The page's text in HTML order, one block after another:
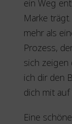
ein Weg
Marke
mehr als
Prozess,
sich zeigen
ich dir den
dich mit
Eine